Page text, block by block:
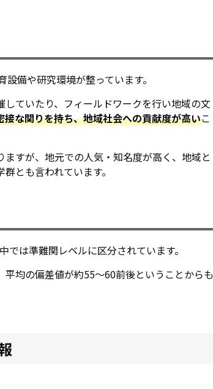
備や研究環境が整っています。
ていたり、フィールドワークを行い地域の文
な関りを持ち、地域社会への貢献度が高いこ
すが、地元での人気・知名度が高く、地域と
とも言われています。
では準難関レベルに区分されています。
均の偏差値が約55～60前後ということからも